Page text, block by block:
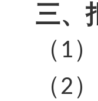
三、
（ 1）
（2）